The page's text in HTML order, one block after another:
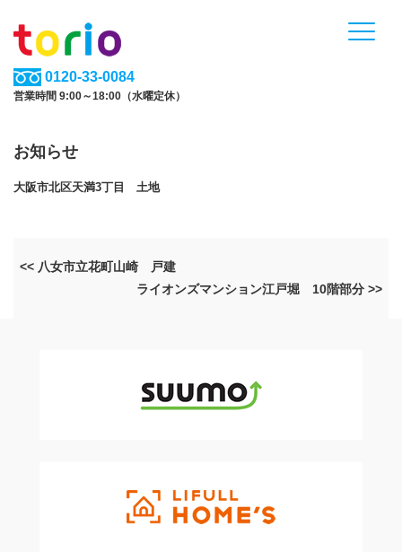
0120-33-0084
営業時間 9:00～18:00（水曜定休）
お知らせ
大阪市北区天満3丁目 土地
<< 八女市立花町山崎 戸建
ライオンズマンション江戸堀 10階部分 >>